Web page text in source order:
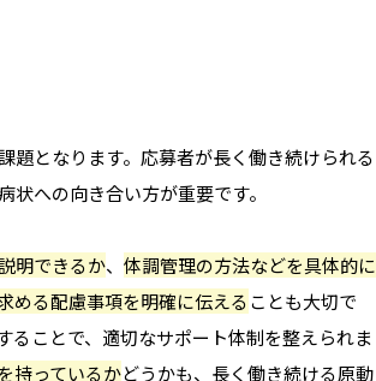
題となります。応募者が長く働き続けられる
への向き合い方が重要です。
明できるか、 体調管理の方法などを具体的に
める配慮事項を明確に伝えることも大切で
ることで、適切なサポート体制を整えられま
持っているかどうかも、長く働き続ける原動